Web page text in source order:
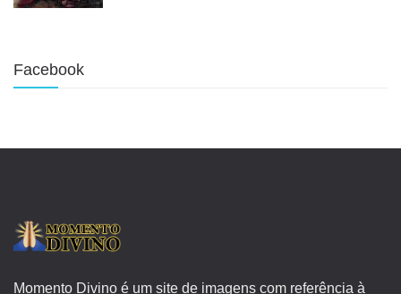
Facebook
Momento Divino é um site de imagens com referência à